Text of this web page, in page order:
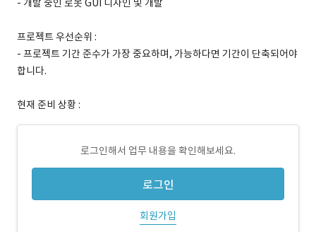
- 개발 중인 로봇 GUI 디자인 및 개발
프로젝트 우선순위 :
- 프로젝트 기간 준수가 가장 중요하며, 가능하다면 기간이 단축되어야
합니다.
현재 준비 상황 :
로그인해서 업무 내용을 확인해보세요.
로그인
회원가입